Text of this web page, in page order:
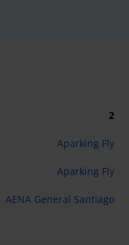
2
Aparking Fly
Aparking Fly
AENA General Santiago